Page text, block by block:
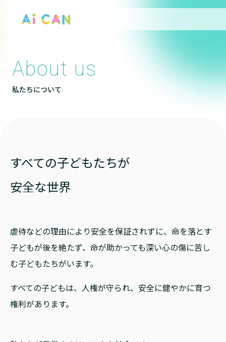
About us
私たちについて
すべての子どもたちが
安全な世界
虐待などの理由により安全を保証されずに、命を落とす
子どもが後を絶たず、命が助かっても深い心の傷に苦し
む子どもたちがいます。
すべての子どもは、人権が守られ、安全に健やかに育つ
権利があります。